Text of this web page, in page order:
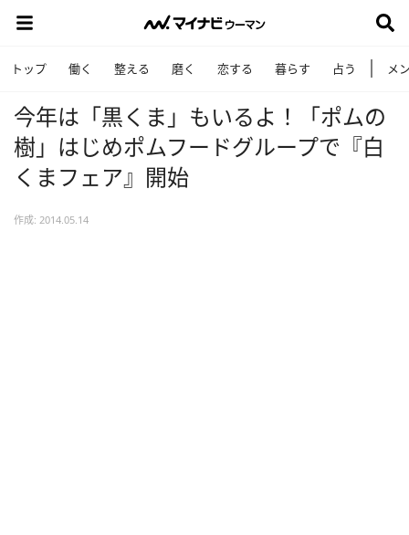
トップ 働く 整える 磨く 恋する 暮らす 占う メ
今年は「黒くま」もいるよ！「ポムの
樹」はじめポムフードグループで『白
くまフェア』開始
作成: 2014.05.14